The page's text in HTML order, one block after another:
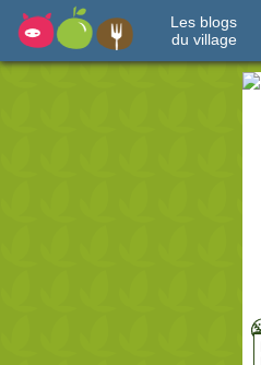
Les blogs
du village